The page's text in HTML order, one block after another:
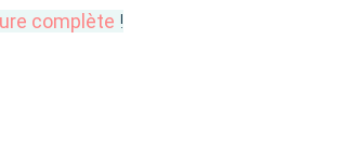
complète !